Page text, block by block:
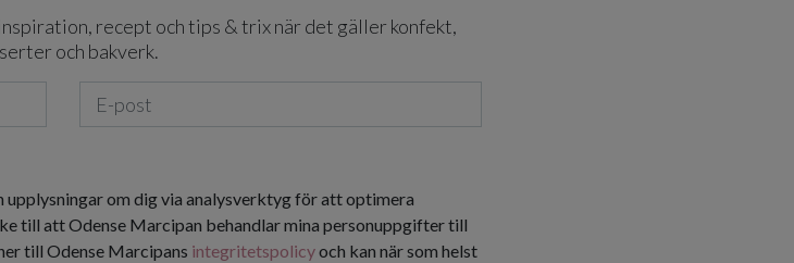
recept och tips & trix när det gäller konfekt,
och bakverk.
om dig via analysverktyg för att optimera
till att Odense Marcipan behandlar mina personuppgifter till
till Odense Marcipans integritetspolicyoch kan när som helst